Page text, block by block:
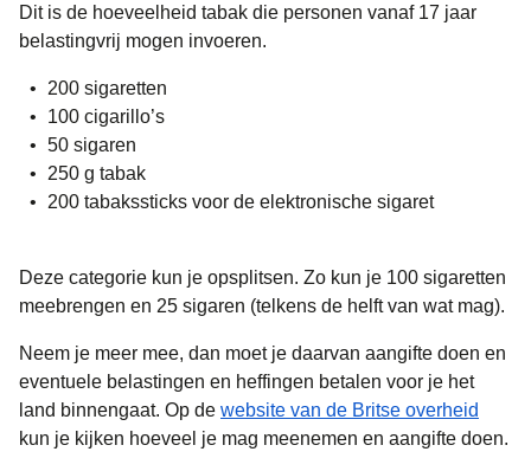
Dit is de hoeveelheid tabak die personen vanaf 17 jaar
belastingvrij mogen invoeren.
200 sigaretten
100 cigarillo’s
50 sigaren
250 g tabak
200 tabakssticks voor de elektronische sigaret
Deze categorie kun je opsplitsen. Zo kun je 100 sigaretten
meebrengen en 25 sigaren (telkens de helft van wat mag).
Neem je meer mee, dan moet je daarvan aangifte doen en
eventuele belastingen en heffingen betalen voor je het
land binnengaat. Op de website van de Britse overheid
kun je kijken hoeveel je mag meenemen en aangifte doen.